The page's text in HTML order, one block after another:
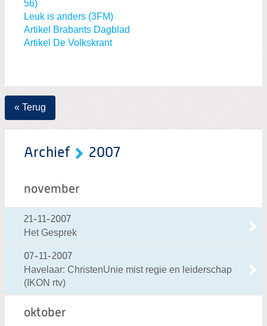
56)
Leuk is anders (3FM)
Artikel Brabants Dagblad
Artikel De Volkskrant
« Terug
Archief 2007
november
21-11-2007
Het Gesprek
07-11-2007
Havelaar: ChristenUnie mist regie en leiderschap
(IKON rtv)
oktober